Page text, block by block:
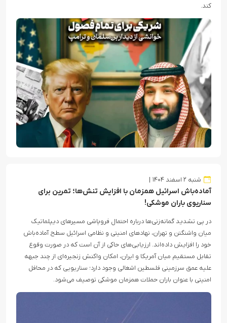
کند.
شنبه ۲ اسفند ۱۴۰۴
آماده‌باش اسرائیل همزمان با افزایش تنش‌ها؛ تمرین برای
سناریوی باران موشکی!
در پی تشدید گمانه‌زنی‌ها درباره احتمال فروپاشی مسیرهای دیپلماتیک
میان واشنگتن و تهران، نهادهای امنیتی و نظامی اسرائیل سطح آماده‌باش
خود را افزایش داده‌اند. ارزیابی‌های حاکی از آن است که در صورت وقوع
تقابل مستقیم میان آمریکا و ایران، امکان واکنش زنجیره‌ای از چند جبهه
علیه عمق سرزمینی فلسطین اشغالی وجود دارد؛ سناریویی که در محافل
امنیتی با عنوان باران حملات همزمان موشکی توصیف می‌شود.